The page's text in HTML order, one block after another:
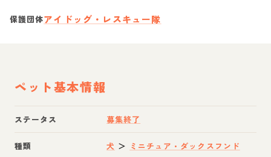
保護団体アイドッグ・レスキュー隊
ペット基本情報
ステータス 募集終了
種類 犬 ＞ ミニチュア・ダックスフンド